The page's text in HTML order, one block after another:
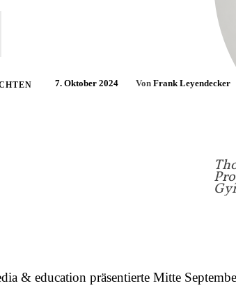
7. Oktober 2024 Von Frank Leyendecker
& education präsentierte Mitte